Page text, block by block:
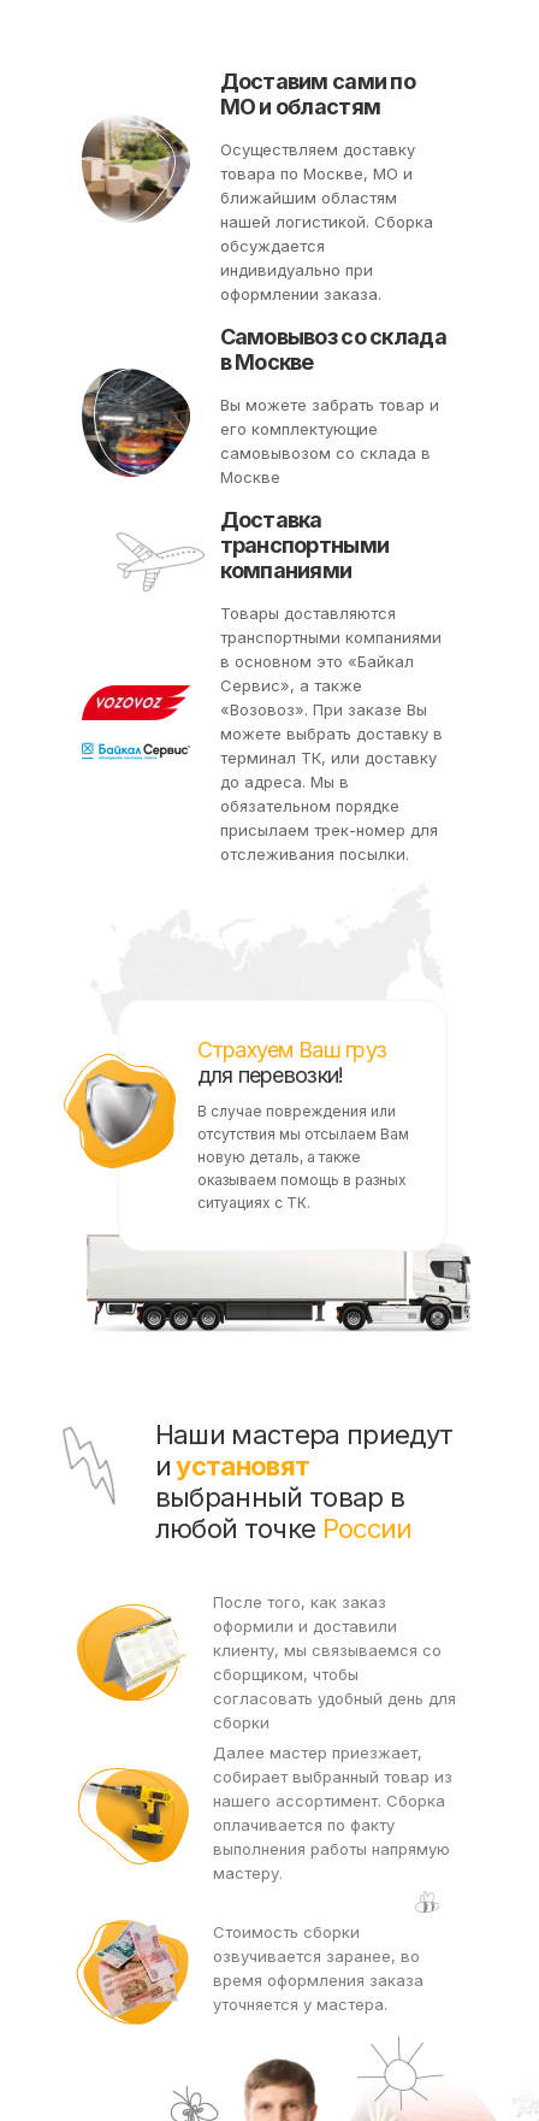
Страхуем Ваш груз
для перевозки!
В случае повреждения или
отсутствия мы отсылаем Вам
новую деталь, а также
оказываем помощь в разных
ситуациях с ТК.
Доставим сами по
МО и областям
Осуществляем доставку
товара по Москве, МО и
ближайшим областям
нашей логистикой. Сборка
обсуждается
индивидуально при
оформлении заказа.
Самовывоз со склада
в Москве
Вы можете забрать товар и
его комплектующие
самовывозом со склада в
Москве
Доставка
транспортными
компаниями
Товары доставляются
транспортными компаниями
в основном это «Байкал
Сервис», а также
«Возовоз». При заказе Вы
можете выбрать доставку в
терминал ТК, или доставку
до адреса. Мы в
обязательном порядке
присылаем трек-номер для
отслеживания посылки.
Наши мастера приедут
иустановят
выбранный товар в
любой точке России
После того, как заказ
оформили и доставили
клиенту, мы связываемся со
сборщиком, чтобы
согласовать удобный день для
сборки
Далее мастер приезжает,
собирает выбранный товар из
нашего ассортимент. Сборка
оплачивается по факту
выполнения работы напрямую
мастеру.
Стоимость сборки
озвучивается заранее, во
время оформления заказа
уточняется у мастера.